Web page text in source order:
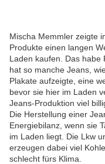
Mischa Memmler zeigte
Produkte einen langen
Laden kaufen. Das
hat so manche Jeans,
Plakate aufzeigte, eine
bevor sie hier im Laden
Jeans-Produktion viel
Die Herstellung einer
Energiebilanz, wenn sie
im Laden liegt. Die Lkw
erzeugen dabei viel
schlecht fürs Klima.